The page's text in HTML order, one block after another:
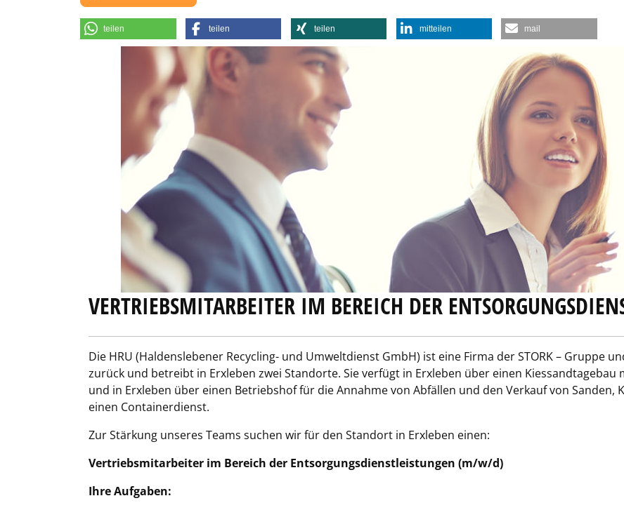
teilen teilen teilen mitteilen mail
VERTRIEBSMITARBEITER IM BEREICH DER
Die HRU (Haldenslebener Recycling- und Umweltdienst GmbH) ist eine Firma der STORK – Gruppe
zurück und betreibt in Erxleben zwei Standorte. Sie verfügt in Erxleben über einen Kiessandtagebau
und in Erxleben über einen Betriebshof für die Annahme von Abfällen und den Verkauf von Sanden,
einen Containerdienst.
Zur Stärkung unseres Teams suchen wir für den Standort in Erxleben einen:
Vertriebsmitarbeiter im Bereich der Entsorgungsdienstleistungen (m/w/d)
Ihre Aufgaben: